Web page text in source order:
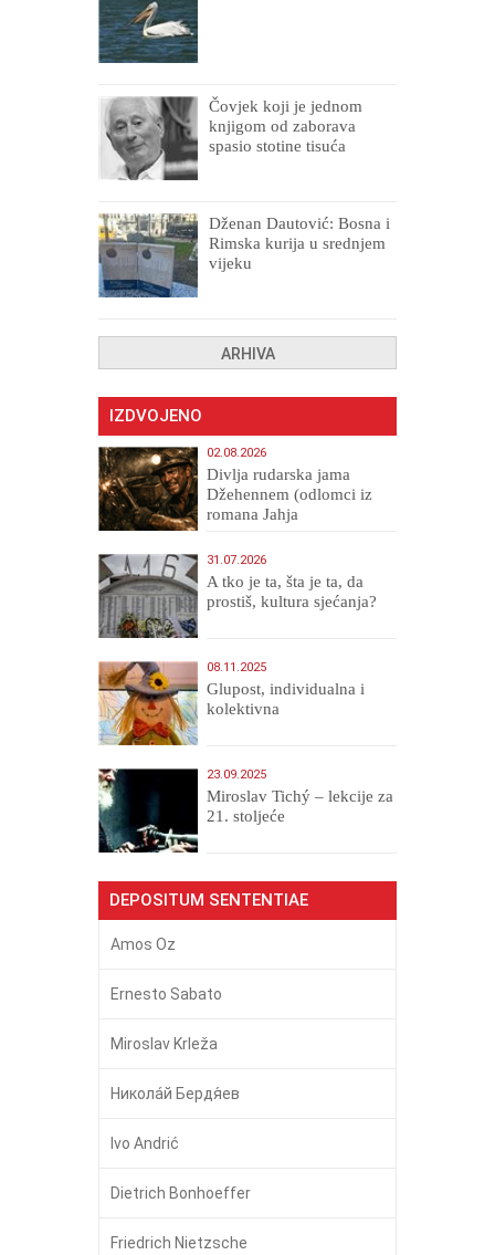
Čovjek koji je jednom
knjigom od zaborava
spasio stotine tisuća
Dženan Dautović: Bosna i
Rimska kurija u srednjem
vijeku
ARHIVA
IZDVOJENO
02.08.2026
Divlja rudarska jama
Džehennem (odlomci iz
romana Jahja
31.07.2026
A tko je ta, šta je ta, da
prostiš, kultura sjećanja?
08.11.2025
Glupost, individualna i
kolektivna
23.09.2025
Miroslav Tichý – lekcije za
21. stoljeće
DEPOSITUM SENTENTIAE
Amos Oz
Ernesto Sabato
Miroslav Krleža
Никола́й Бердя́ев
Ivo Andrić
Dietrich Bonhoeffer
Friedrich Nietzsche